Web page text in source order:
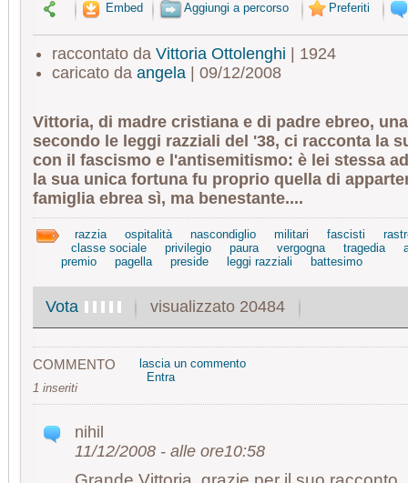
Embed Aggiungi a percorso Preferiti
raccontato da Vittoria Ottolenghi | 1924
caricato da angela| 09/12/2008
Vittoria, di madre cristiana e di padre ebreo,
secondo le leggi razziali del '38, ci racconta la
con il fascismo e l'antisemitismo: è lei stessa
la sua unica fortuna fu proprio quella di
famiglia ebrea sì, ma benestante....
razzia ospitalità nascondiglio militari fascisti
classe sociale
privilegio paura vergogna tragedia
premio
pagella preside leggi razziali battesimo
Vota visualizzato 20484
COMMENTO
1 inseriti
lascia un commento
Entra
nihil
11/12/2008 - alle ore10:58